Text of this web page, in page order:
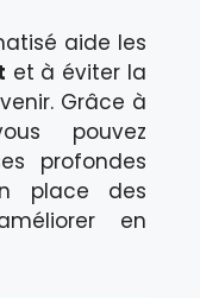
aide les
et à éviter la
Grâce à
pouvez
profondes
place des
en